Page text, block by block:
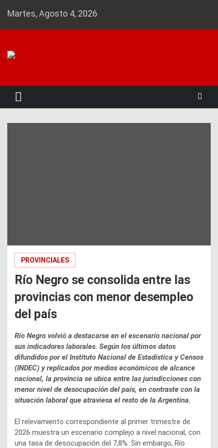
Martes, Agosto 4, 2026
PROVINCIALES
Río Negro se consolida entre las
provincias con menor desempleo
del país
Río Negro volvió a destacarse en el escenario nacional por
sus indicadores laborales. Según los últimos datos
difundidos por el Instituto Nacional de Estadística y Censos
(INDEC) y replicados por medios económicos de alcance
nacional, la provincia se ubica entre las jurisdicciones con
menor nivel de desocupación del país, en contraste con la
situación laboral que atraviesa el resto de la Argentina.
El relevamiento correspondiente al primer trimestre de
2026 muestra un escenario complejo a nivel nacional, con
una tasa de desocupación del 7,8%. Sin embargo, Río